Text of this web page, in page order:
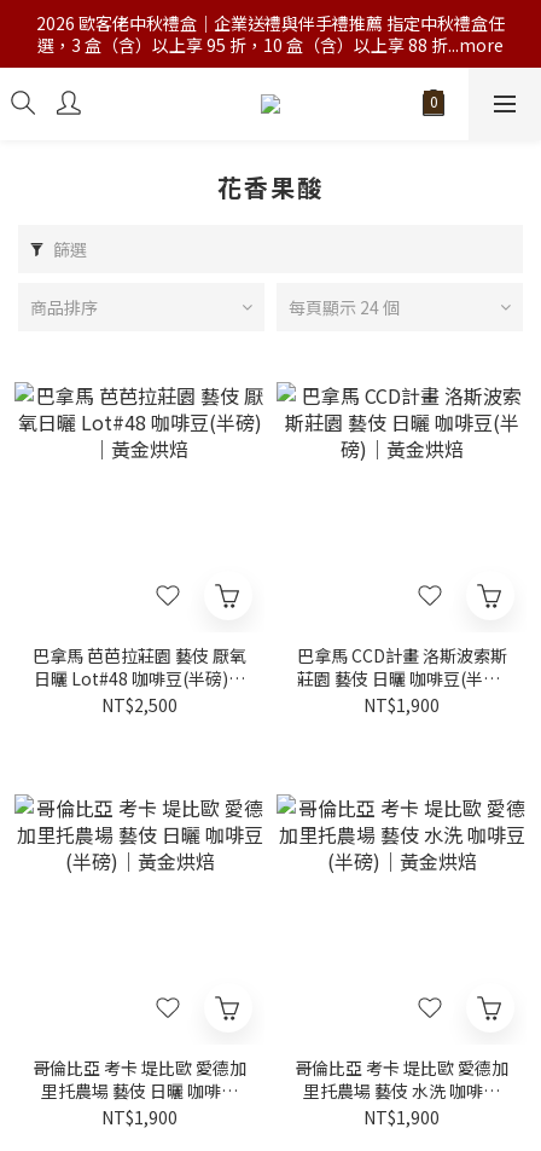
2026 歐客佬中秋禮盒｜企業送禮與伴手禮推薦 指定中秋禮盒任
選，3 盒（含）以上享 95 折，10 盒（含）以上享 88 折...more
花香果酸
篩選
商品排序 每頁顯示 24 個
巴拿馬 芭芭拉莊園 藝伎 厭氧
日曬 Lot#48 咖啡豆(半磅)｜
黃金烘焙
NT$2,500
巴拿馬 CCD計畫 洛斯波索斯
莊園 藝伎 日曬 咖啡豆(半磅)
｜黃金烘焙
NT$1,900
哥倫比亞 考卡 堤比歐 愛德加
里托農場 藝伎 日曬 咖啡豆
(半磅)｜黃金烘焙
NT$1,900
哥倫比亞 考卡 堤比歐 愛德加
里托農場 藝伎 水洗 咖啡豆
(半磅)｜黃金烘焙
NT$1,900